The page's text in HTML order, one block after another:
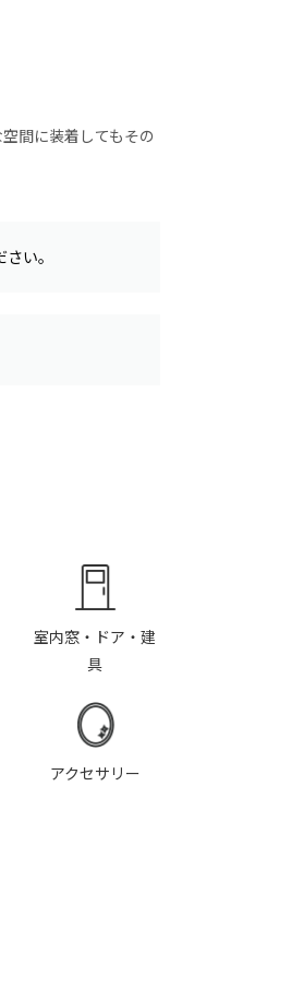
間に装着してもその
い。
室内窓・ドア・建
具
アクセサリー